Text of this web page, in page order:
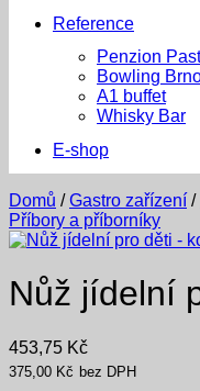
Reference
Penzion
Bowling
A1 buffet
Whisky Bar
E-shop
Domů / Gastro zařízení /
Příbory a příborníky
Nůž jídelní
453,75 Kč
375,00 Kč bez DPH